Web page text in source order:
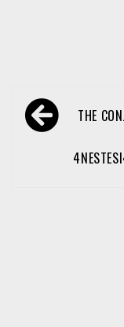
Navegación
de
entradas
THE